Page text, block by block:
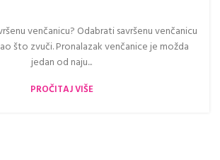
venčanicu? Odabrati savršenu venčanicu
što zvuči. Pronalazak venčanice je možda
jedan od naju...
PROČITAJ VIŠE